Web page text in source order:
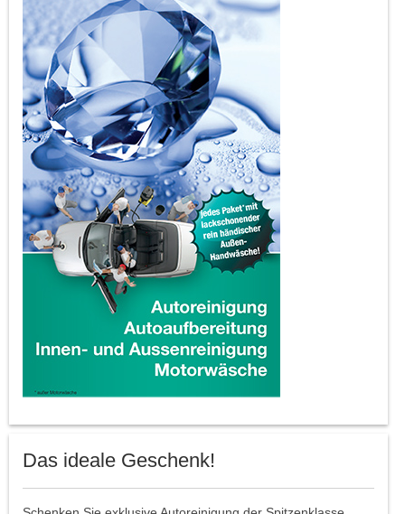
Das ideale Geschenk!